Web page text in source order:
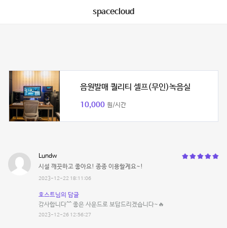
spacecloud
음원발매 퀄리티 셀프(무인)녹음실
10,000 원/시간
Lundw
시설 깨끗하고 좋아요! 종종 이용할게요~!
2023-12-22 18:11:06
호스트님의 답글
감사합니다^^ 좋은 사운드로 보답드리겠습니다~🔥
2023-12-26 12:56:27